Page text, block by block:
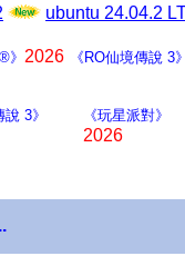
ubuntu 24.04.2
》 2026 《RO仙境傳說 3
說 3》 《玩星派對》
2026